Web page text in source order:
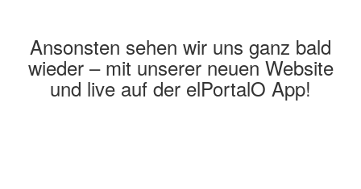
Ansonsten sehen wir uns ganz bald
wieder – mit unserer neuen Website
und live auf der elPortalO App!